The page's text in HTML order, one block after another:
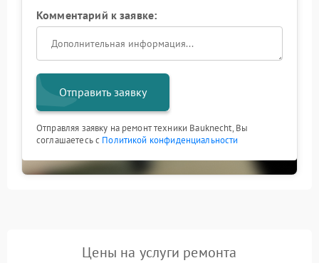
Комментарий к заявке:
Отправить заявку
Отправляя заявку на ремонт техники Bauknecht, Вы
соглашаетесь с Политикой конфиденциальности
Цены на услуги ремонта